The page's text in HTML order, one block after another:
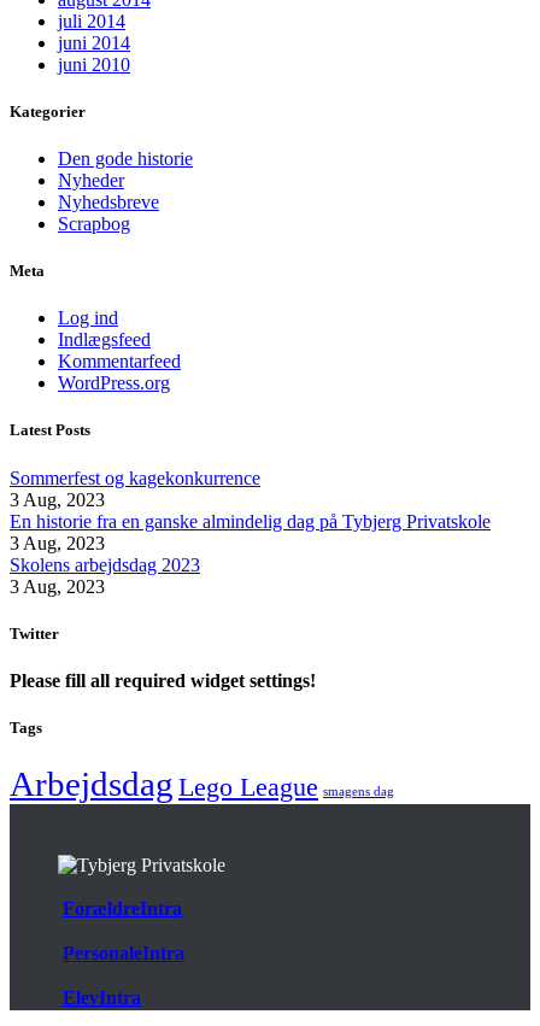
juli 2014
juni 2014
juni 2010
Kategorier
Den gode historie
Nyheder
Nyhedsbreve
Scrapbog
Meta
Log ind
Indlægsfeed
Kommentarfeed
WordPress.org
Latest Posts
Sommerfest og kagekonkurrence
3 Aug, 2023
En historie fra en ganske almindelig dag på Tybjerg Privatskole
3 Aug, 2023
Skolens arbejdsdag 2023
3 Aug, 2023
Twitter
Please fill all required widget settings!
Tags
Arbejdsdag Lego League smagens dag
ForældreIntra
PersonaleIntra
ElevIntra